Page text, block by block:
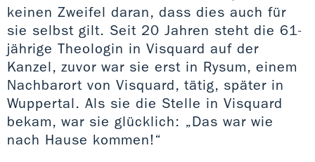
keinen Zweifel daran, dass dies auch für
sie selbst gilt. Seit 20 Jahren steht die 61-
jährige Theologin in Visquard auf der
Kanzel, zuvor war sie erst in Rysum, einem
Nachbarort von Visquard, tätig, später in
Wuppertal. Als sie die Stelle in Visquard
bekam, war sie glücklich: „Das war wie
nach Hause kommen!“